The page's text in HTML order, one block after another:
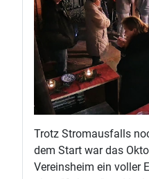
Trotz Stromausfalls
dem Start war das
Vereinsheim ein voller